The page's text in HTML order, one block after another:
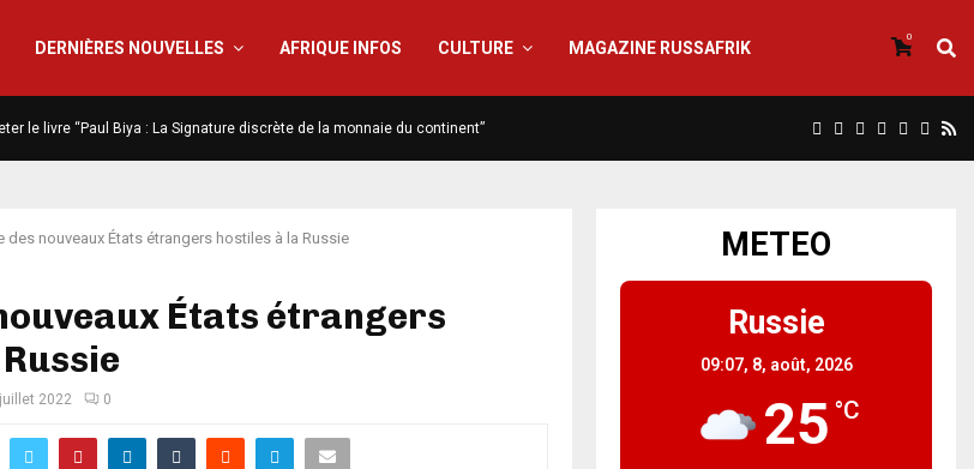
DERNIÈRES NOUVELLES AFRIQUE INFOS CULTURE MAGAZINE RUSSAFRIK
0
le livre “Paul Biya : La Signature discrète de la monnaie du continent”
des nouveaux États étrangers hostiles à la Russie
États étrangers
2022 0
METEO
Russie
09:07, 8, août, 2026
25 °C